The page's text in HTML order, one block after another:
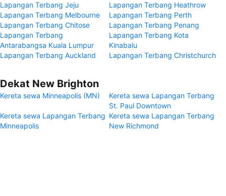
Lapangan Terbang Jeju
Lapangan Terbang Heathrow
Lapangan Terbang Melbourne
Lapangan Terbang Perth
Lapangan Terbang Chitose
Lapangan Terbang Penang
Lapangan Terbang
Antarabangsa Kuala Lumpur
Lapangan Terbang Kota
Kinabalu
Lapangan Terbang Auckland
Lapangan Terbang Christchurch
Dekat New Brighton
Kereta sewa Minneapolis (MN)
Kereta sewa Lapangan Terbang
St. Paul Downtown
Kereta sewa Lapangan Terbang
Minneapolis
Kereta sewa Lapangan Terbang
New Richmond